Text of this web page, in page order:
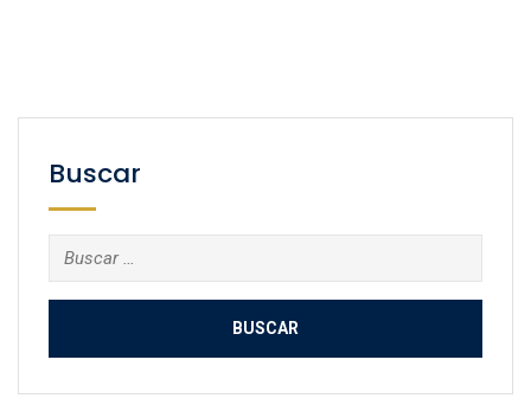
Buscar
Buscar: